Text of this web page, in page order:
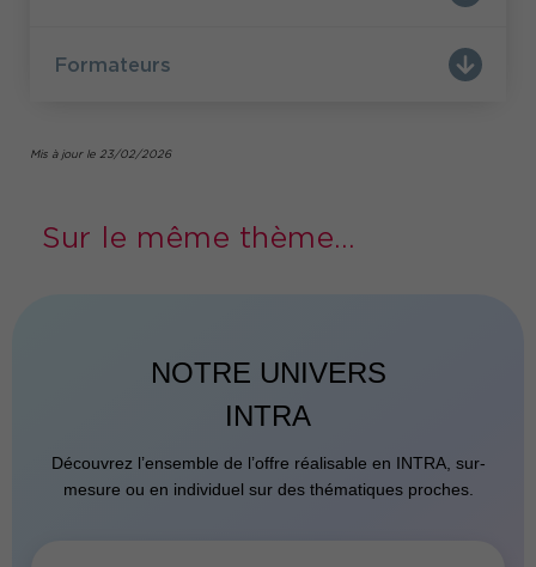
Formateurs
Mis à jour le 23/02/2026
Sur le même thème...
NOTRE UNIVERS
INTRA
Découvrez l’ensemble de l’offre réalisable en INTRA, sur-
mesure ou en individuel sur des thématiques proches.